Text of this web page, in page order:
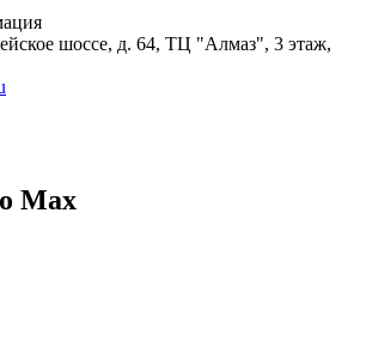
шоссе, д. 64, ТЦ "Алмаз", 3 этаж,
Max